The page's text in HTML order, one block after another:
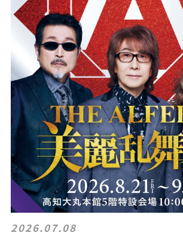
2026.07.08